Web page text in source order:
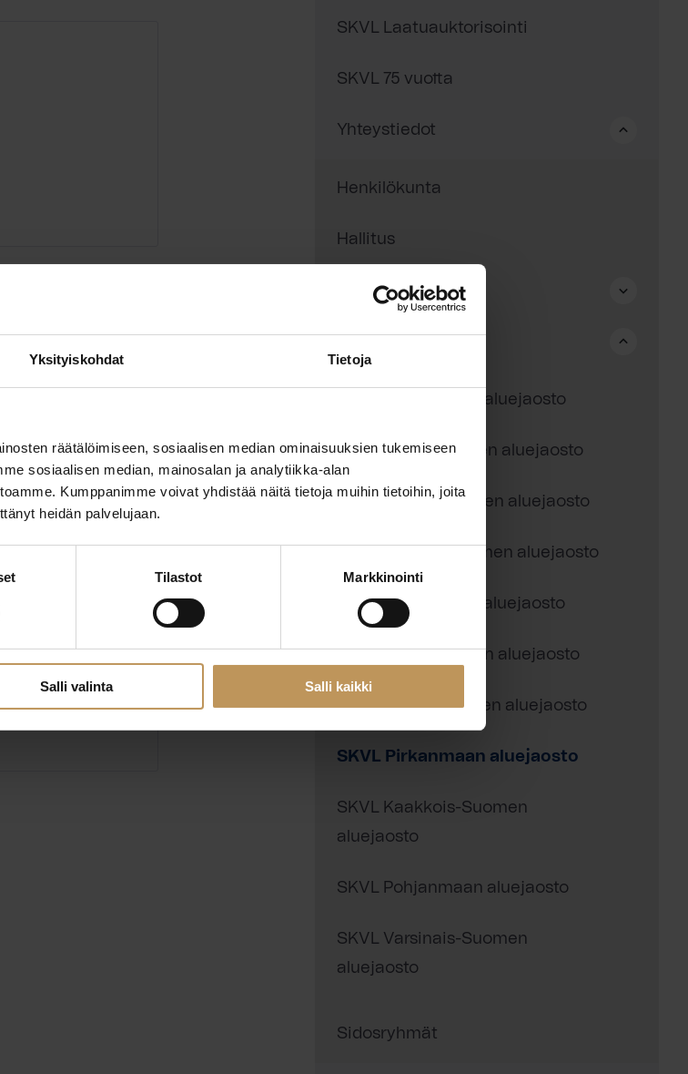
Yksityiskohdat Tietoja
räätälöimiseen, sosiaalisen median ominaisuuksien tukemiseen
sosiaalisen median, mainosalan ja analytiikka-alan
Kumppanimme voivat yhdistää näitä tietoja muihin tietoihin, joita
heidän palvelujaan.
Tilastot Markkinointi
Salli valinta Salli kaikki
SKVL Laatuauktorisointi
SKVL 75 vuotta
Yhteystiedot
Henkilökunta
Hallitus
Toimielimet
SKVL Uudenmaan aluejaosto
SKVL Keski-Suomen aluejaosto
SKVL Kanta-Hämeen aluejaosto
SKVL Pohjois-Suomen aluejaosto
SKVL Satakunnan aluejaosto
SKVL Savo-Karjalan aluejaosto
SKVL Päijät-Hämeen aluejaosto
SKVL Pirkanmaan aluejaosto
SKVL Kaakkois-Suomen
aluejaosto
SKVL Pohjanmaan aluejaosto
SKVL Varsinais-Suomen
aluejaosto
Sidosryhmät